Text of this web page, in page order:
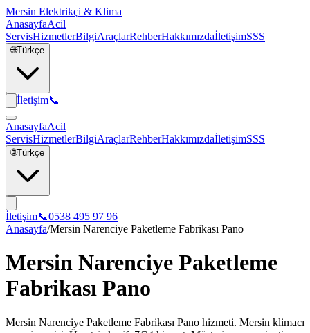
Mersin Elektrikçi & Klima
AnasayfaAcil
ServisHizmetlerBilgiAraçlarRehberHakkımızdaİletişimSSS
🌐Türkçe
İletişim📞
AnasayfaAcil
ServisHizmetlerBilgiAraçlarRehberHakkımızdaİletişimSSS
🌐Türkçe
İletişim📞0538 495 97 96
Anasayfa/Mersin Narenciye Paketleme Fabrikası Pano
Mersin Narenciye Paketleme
Fabrikası Pano
Mersin Narenciye Paketleme Fabrikası Pano hizmeti. Mersin klimacı